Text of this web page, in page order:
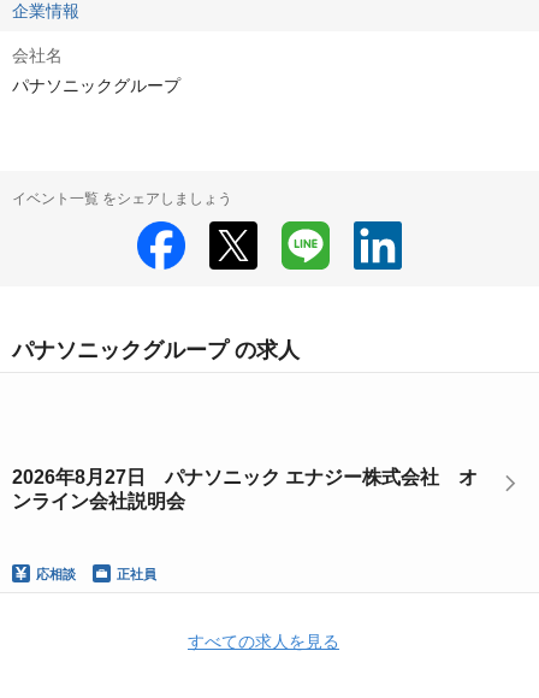
企業情報
会社名
パナソニックグループ
イベント一覧 をシェアしましょう
パナソニックグループ の求人
2026年8月27日 パナソニック エナジー株式会社 オ
ンライン会社説明会
応相談 正社員
すべての求人を見る